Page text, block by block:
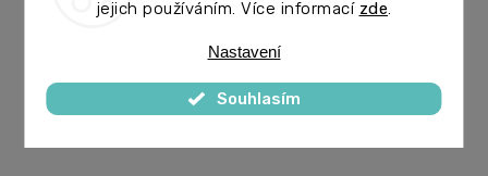
jejich používáním. Více informací zde.
Nastavení
Souhlasím